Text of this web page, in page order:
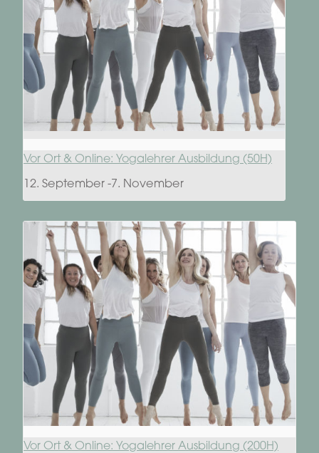
Vor Ort & Online: Yogalehrer Ausbildung (50H)
12. September -7. November
Vor Ort & Online: Yogalehrer Ausbildung (200H)